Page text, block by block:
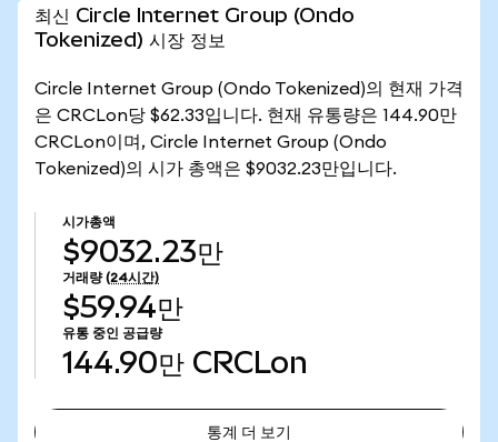
최신 Circle Internet Group (Ondo
Tokenized) 시장 정보
Circle Internet Group (Ondo Tokenized)의 현재 가격
은 CRCLon당 $62.33입니다. 현재 유통량은 144.90만
CRCLon이며, Circle Internet Group (Ondo
Tokenized)의 시가 총액은 $9032.23만입니다.
시가총액
$9032.23만
거래량 (24시간)
$59.94만
유통 중인 공급량
144.90만 CRCLon
통계 더 보기